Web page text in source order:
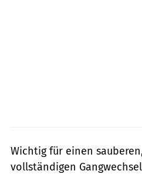
Wichtig für einen
vollständigen